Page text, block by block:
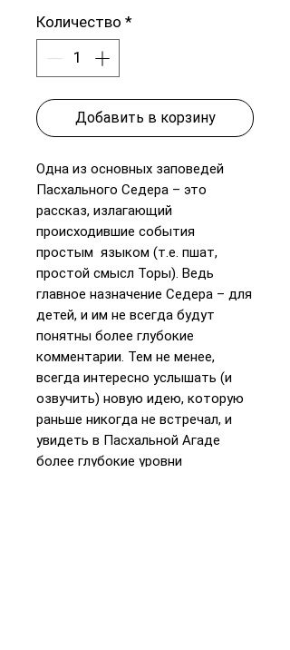
Количество *
Добавить в корзину
Одна из основных заповедей
Пасхального Седера – это
рассказ, излагающий
происходившие события
простым языком (т.е. пшат,
простой смысл Торы). Ведь
главное назначение Седера – для
детей, и им не всегда будут
понятны более глубокие
комментарии. Тем не менее,
всегда интересно услышать (и
озвучить) новую идею, которую
раньше никогда не встречал, и
увидеть в Пасхальной Агаде
более глубокие уровни